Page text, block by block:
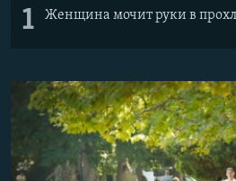
1 Женщина мочит руки в